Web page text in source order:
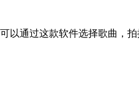
以通过这款软件选择歌曲，